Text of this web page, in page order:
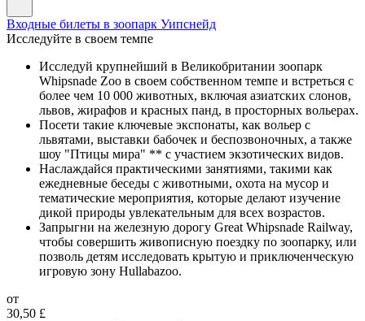
Входные билеты в зоопарк Уипснейд
Исследуйте в своем темпе
Исследуй крупнейший в Великобритании зоопарк
Whipsnade Zoo в своем собственном темпе и встреться с
более чем 10 000 животных, включая азиатских слонов,
львов, жирафов и красных панд, в просторных вольерах.
Посети такие ключевые экспонаты, как вольер с
львятами, выставки бабочек и беспозвоночных, а также
шоу "Птицы мира" ** с участием экзотических видов.
Наслаждайся практическими занятиями, такими как
ежедневные беседы с животными, охота на мусор и
тематические мероприятия, которые делают изучение
дикой природы увлекательным для всех возрастов.
Запрыгни на железную дорогу Great Whipsnade Railway,
чтобы совершить живописную поездку по зоопарку, или
позволь детям исследовать крытую и приключенческую
игровую зону Hullabazoo.
от
30,50 £